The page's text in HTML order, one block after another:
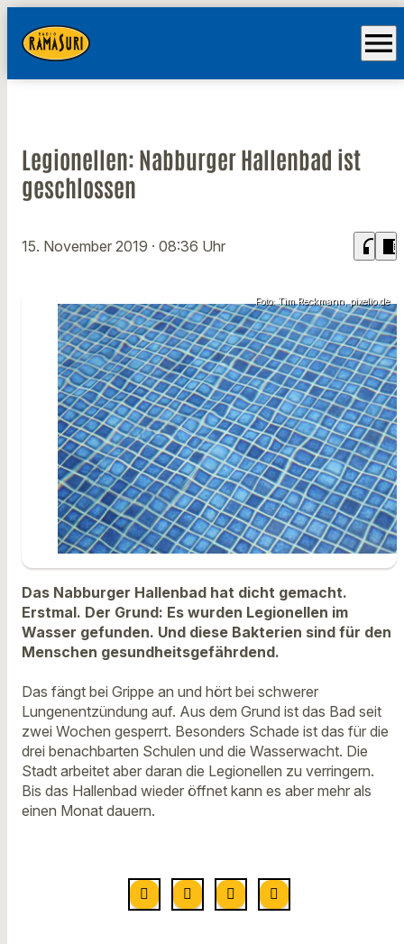
menu
Legionellen: Nabburger Hallenbad ist
geschlossen
15. November 2019 · 08:36 Uhr headphones chrome_reader_mode
Foto: Tim Reckmann, pixelio.de
Das Nabburger Hallenbad hat dicht gemacht.
Erstmal. Der Grund: Es wurden Legionellen im
Wasser gefunden. Und diese Bakterien sind für den
Menschen gesundheitsgefährdend.
Das fängt bei Grippe an und hört bei schwerer
Lungenentzündung auf. Aus dem Grund ist das Bad seit
zwei Wochen gesperrt. Besonders Schade ist das für die
drei benachbarten Schulen und die Wasserwacht. Die
Stadt arbeitet aber daran die Legionellen zu verringern.
Bis das Hallenbad wieder öffnet kann es aber mehr als
einen Monat dauern.